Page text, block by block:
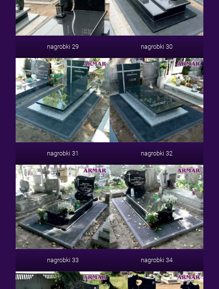
nagrobki 29 nagrobki 30
nagrobki 31 nagrobki 32
nagrobki 33 nagrobki 34